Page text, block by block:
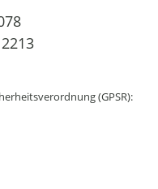
(GPSR):